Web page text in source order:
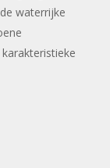
waterrijke